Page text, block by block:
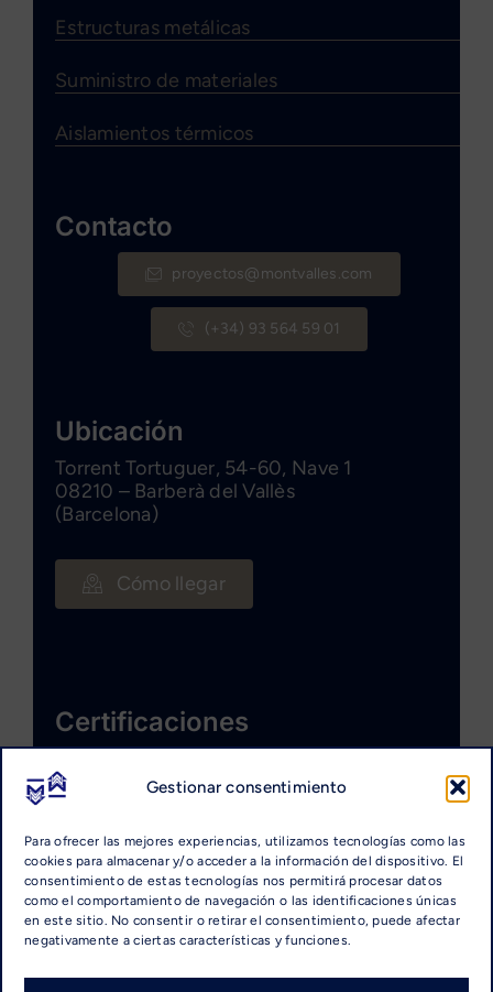
Gestionar consentimiento
Para ofrecer las mejores experiencias, utilizamos tecnologías como las
cookies para almacenar y/o acceder a la información del dispositivo. El
consentimiento de estas tecnologías nos permitirá procesar datos
como el comportamiento de navegación o las identificaciones únicas
en este sitio. No consentir o retirar el consentimiento, puede afectar
negativamente a ciertas características y funciones.
Estructuras metálicas
Suministro de materiales
Aislamientos térmicos
Contacto
proyectos@montvalles.com
(+34) 93 564 59 01
Ubicación
Torrent Tortuguer, 54-60, Nave 1
08210 – Barberà del Vallès
(Barcelona)
Cómo llegar
Certificaciones